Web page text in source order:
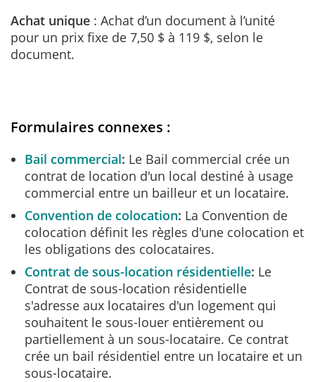
Achat unique : Achat d’un document à l’unité
pour un prix fixe de 7,50 $ à 119 $, selon le
document.
Formulaires connexes :
Bail commercial Le Bail commercial crée un
contrat de location d'un local destiné à usage
commercial entre un bailleur et un locataire.
Convention de colocation La Convention de
colocation définit les règles d'une colocation et
les obligations des colocataires.
Contrat de sous-location résidentielle Le
Contrat de sous-location résidentielle
s'adresse aux locataires d'un logement qui
souhaitent le sous-louer entièrement ou
partiellement à un sous-locataire. Ce contrat
crée un bail résidentiel entre un locataire et un
sous-locataire.